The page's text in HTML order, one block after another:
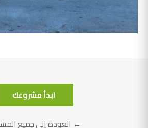
ابدأ مشروعك
← العودة إلى جميع